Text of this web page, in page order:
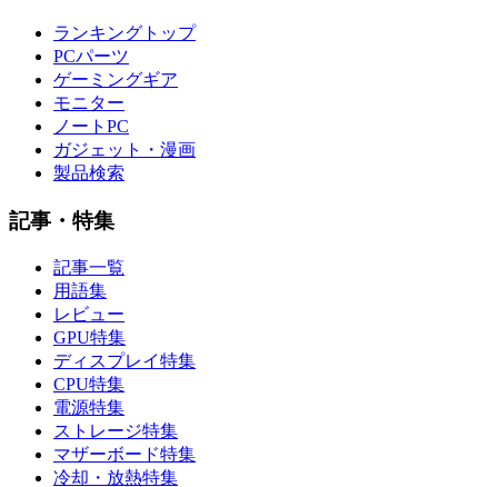
ランキングトップ
PCパーツ
ゲーミングギア
モニター
ノートPC
ガジェット・漫画
製品検索
記事・特集
記事一覧
用語集
レビュー
GPU特集
ディスプレイ特集
CPU特集
電源特集
ストレージ特集
マザーボード特集
冷却・放熱特集